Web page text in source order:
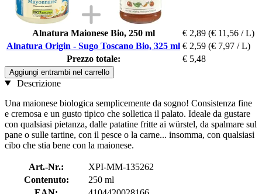
Alnatura Maionese Bio, 250 ml € 2,89 (€ 11,56 / L)
Alnatura Origin - Sugo Toscano Bio, 325 ml € 2,59 (€ 7,97 / L)
Prezzo totale:
€ 5,48
Aggiungi entrambi nel carrello
Descrizione
Una maionese biologica semplicemente da sogno! Consistenza fine
e cremosa e un gusto tipico che solletica il palato. Ideale da gustare
con qualsiasi pietanza, dalle patatine fritte ai würstel, da spalmare sul
pane o sulle tartine, con il pesce o la carne... insomma, con qualsiasi
cibo che stia bene con la maionese.
Art.-Nr.:
XPI-MM-135262
Contenuto:
250 ml